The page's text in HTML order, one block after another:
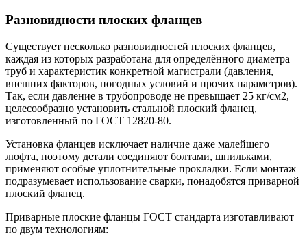
Разновидности плоских фланцев
Существует несколько разновидностей плоских фланцев,
каждая из которых разработана для определённого диаметра
труб и характеристик конкретной магистрали (давления,
внешних факторов, погодных условий и прочих параметров).
Так, если давление в трубопроводе не превышает 25 кг/см2,
целесообразно установить стальной плоский фланец,
изготовленный по ГОСТ 12820-80.
Установка фланцев исключает наличие даже малейшего
люфта, поэтому детали соединяют болтами, шпильками,
применяют особые уплотнительные прокладки. Если монтаж
подразумевает использование сварки, понадобятся приварной
плоский фланец.
Приварные плоские фланцы ГОСТ стандарта изготавливают
по двум технологиям: